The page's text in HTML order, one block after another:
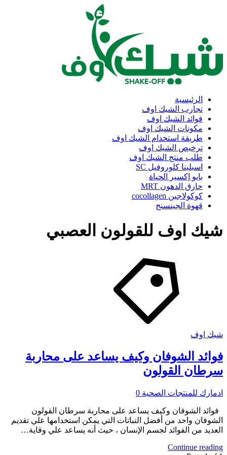
الرئيسية
تجارب الشيك اوف
فوائد الشيك اوف
مكونات الشيك اوف
طريقة استخدام الشيك اوف
ترخيص الشيك اوف
طلب منتج الشيك اوف
اسبلينا كلوروفيل SC
بايو إكسير الحياة
حارق الدهون MRT
كوكولاجين cocollagen
قهوة الجينسنج
شيك اوف للقولون العصبي
شيك اوف
فوائد الشوفان وكيف يساعد على محاربة
سرطان القولون
ادمارك للمنتجات الصحية 0
فوائد الشوفان وكيف يساعد على محاربة سرطان القولون
الشوفان واحد من أفضل النباتات التي يمكن استخدامها علي تقديم
العديد من الفوائد لجسم الإنسان ، حيث أنه يساعد علي وقاية…
Continue reading